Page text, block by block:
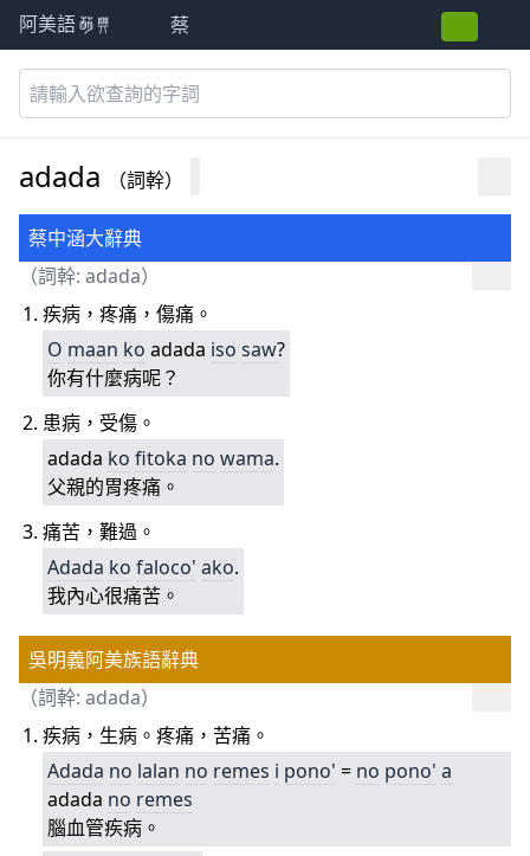
阿美語萌典 蔡
adada （詞幹）
蔡中涵大辭典
（詞幹: adada）
疾病，疼痛，傷痛。
O maan ko adada iso saw?
你有什麼病呢？
患病，受傷。
adada ko fitoka no wama.
父親的胃疼痛。
痛苦，難過。
Adada ko faloco' ako.
我內心很痛苦。
吳明義阿美族語辭典
（詞幹: adada）
疾病，生病。疼痛，苦痛。
Adada no lalan no remes i pono' = no pono' a
adada no remes
腦血管疾病。